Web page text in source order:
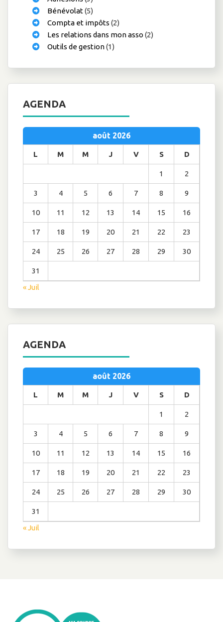
Bénévolat(5)
Compta et impôts (2)
Les relations dans mon asso (2)
Outils de gestion(1)
AGENDA
août 2026
L M M J V S D
1 2
3 4 5 6 7 8 9
10 11 12 13 14 15 16
17 18 19 20 21 22 23
24 25 26 27 28 29 30
31
« Juil
AGENDA
août 2026
L M M J V S D
1 2
3 4 5 6 7 8 9
10 11 12 13 14 15 16
17 18 19 20 21 22 23
24 25 26 27 28 29 30
31
« Juil